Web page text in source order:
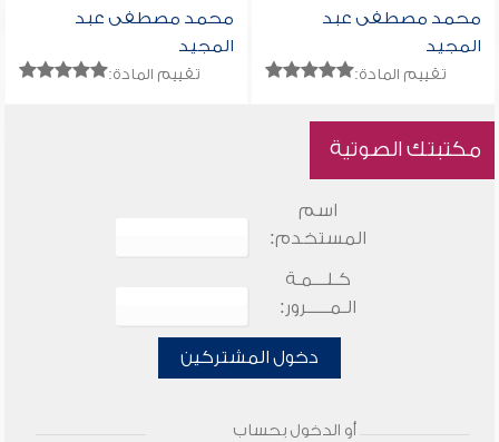
محمد مصطفى عبد
المجيد
تقييم المادة:
محمد مصطفى عبد
المجيد
تقييم المادة:
مكتبتك الصوتية
اسم
المستخدم:
كـلـــمـة
الـمـــــرور:
دخول المشتركين
أو الدخول بحساب